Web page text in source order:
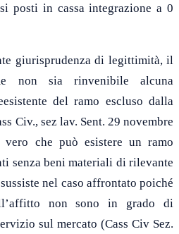
posti in cassa integrazione a 0
giurisprudenza di legittimità, il
non sia rinvenibile alcuna
del ramo escluso dalla
Civ., sez lav. Sent. 29 novembre
vero che può esistere un ramo
senza beni materiali di rilevante
nel caso affrontato poiché
non sono in grado di
sul mercato (Cass Civ Sez.